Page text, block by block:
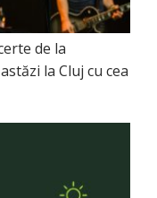
de la
la Cluj cu cea